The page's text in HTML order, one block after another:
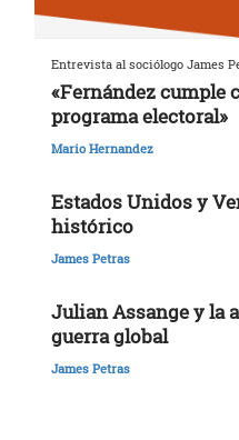
Entrevista al sociólogo James
«Fernández cumple
programa electoral»
Mario Hernandez
Estados Unidos y
histórico
James Petras
Julian Assange y la
guerra global
James Petras